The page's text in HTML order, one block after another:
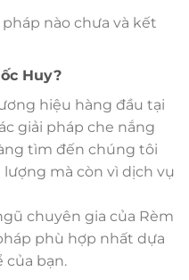
nào chưa và kết
Huy?
hiệu hàng đầu tại
giải pháp che nắng
tìm đến chúng tôi
mà còn vì dịch vụ
chuyên gia của Rèm
phù hợp nhất dựa
bạn.